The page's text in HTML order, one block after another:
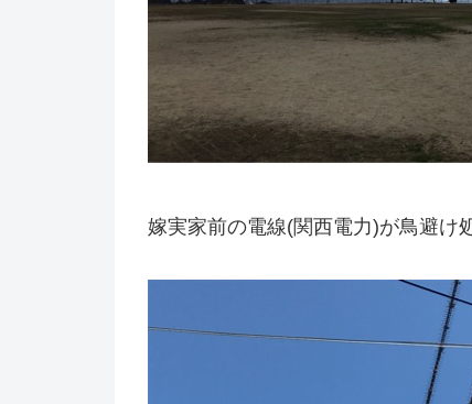
嫁実家前の電線(関西電力)が鳥避け